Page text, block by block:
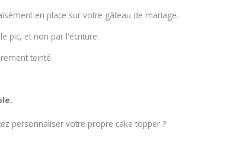
en place sur votre gâteau de mariage.
pic, et non par l'écriture.
teinté.
personnaliser votre propre cake topper ?